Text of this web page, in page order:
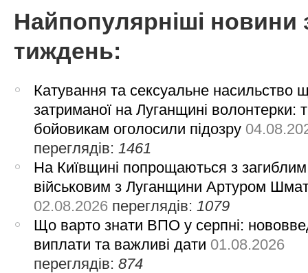
Найпопулярніші новини
тиждень:
Катування та сексуальне насильство
затриманої на Луганщині волонтерки:
бойовикам оголосили підозру
переглядів: 1461
На Київщині попрощаються з загиблим
військовим з Луганщини Артуром
02.08.2026 переглядів: 1079
Що варто знати ВПО у серпні:
виплати та важливі дати 01.08.2026
переглядів:874